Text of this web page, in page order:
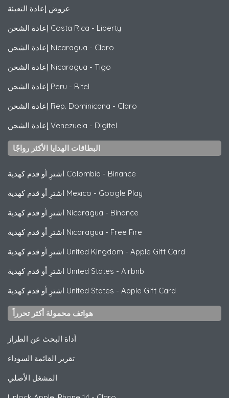
عروض إعادة التعبئة
إعادة الشحن Costa Rica - Liberty
إعادة الشحن Nicaragua - Claro
إعادة الشحن Nicaragua - Tigo
إعادة الشحن Peru - Bitel
إعادة الشحن Rep. Dominicana - Claro
إعادة الشحن Venezuela - Digitel
البطاقات الهدايا الأكثر رواجًا
اشترِ أو قدم كهدية Colombia - Binance
اشترِ أو قدم كهدية Mexico - Google Play
اشترِ أو قدم كهدية Nicaragua - Binance
اشترِ أو قدم كهدية Nicaragua - Free Fire
اشترِ أو قدم كهدية United Kingdom - Apple Gift Card
اشترِ أو قدم كهدية United States - Airbnb
اشترِ أو قدم كهدية United States - Apple Gift Card
هواتف محمولة أكثر تحرراً
أداة البحث عن الطراز
تقرير القائمة السوداء
المشغل الأصلي